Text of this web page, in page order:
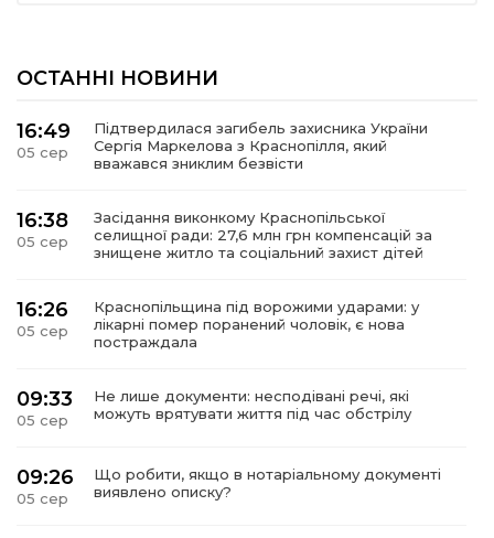
ОСТАННІ НОВИНИ
16:49
05 сер
Підтвердилася загибель захисника України
Сергія Маркелова з Краснопілля, який
вважався зниклим безвісти
16:38
05 сер
Засідання виконкому Краснопільської
селищної ради: 27,6 млн грн компенсацій за
знищене житло та соціальний захист дітей
16:26
05 сер
Краснопільщина під ворожими ударами: у
лікарні помер поранений чоловік, є нова
постраждала
09:33
05 сер
Не лише документи: несподівані речі, які
можуть врятувати життя під час обстрілу
09:26
05 сер
Що робити, якщо в нотаріальному документі
виявлено описку?